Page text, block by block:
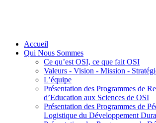
Accueil
Qui Nous Sommes
Ce qu’est OSI, ce que fait OSI
Valeurs - Vision - Mission -
L’équipe
Présentation des Programmes de
d’Education aux Sciences de OSI
Présentation des Programmes de
Logistique du Développement